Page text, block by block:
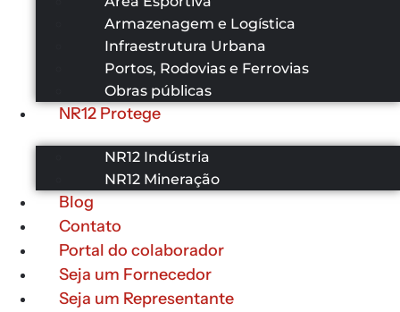
Armazenagem e Logística
Infraestrutura Urbana
Portos, Rodovias e Ferrovias
Obras públicas
NR12 Protege
NR12 Indústria
NR12 Mineração
Blog
Contato
Portal do colaborador
Seja um Fornecedor
Seja um Representante